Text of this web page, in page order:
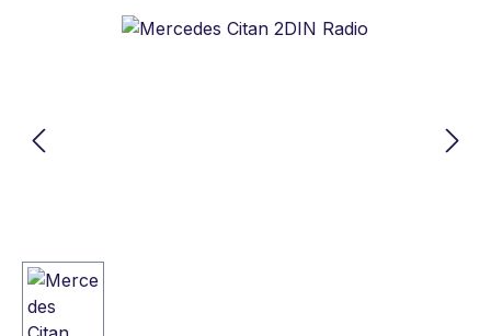
Bildergalerie überspringen